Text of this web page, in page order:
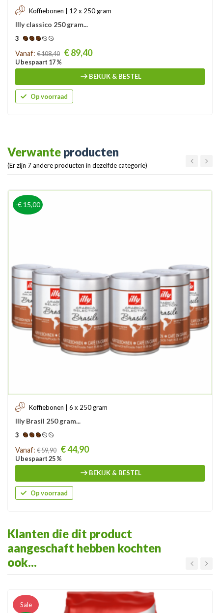
Koffiebonen | 12 x 250 gram
Illy classico 250 gram...
3
Prijs
Vanaf: € 108,40 € 89,40
U bespaart 17 %
BEKIJK & BESTEL
Op voorraad
Verwante producten
(Er zijn 7 andere producten in dezelfde categorie)
-€ 15,00
Koffiebonen | 6 x 250 gram
Illy Brasil 250 gram...
3
Prijs
Vanaf: € 59,90 € 44,90
U bespaart 25 %
BEKIJK & BESTEL
Op voorraad
Klanten die dit product
aangeschaft hebben kochten
ook...
Sale